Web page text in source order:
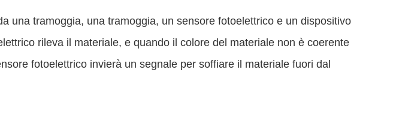
una tramoggia, una tramoggia, un sensore fotoelettrico e un dispositivo
rileva il materiale, e quando il colore del materiale non è coerente
fotoelettrico invierà un segnale per soffiare il materiale fuori dal